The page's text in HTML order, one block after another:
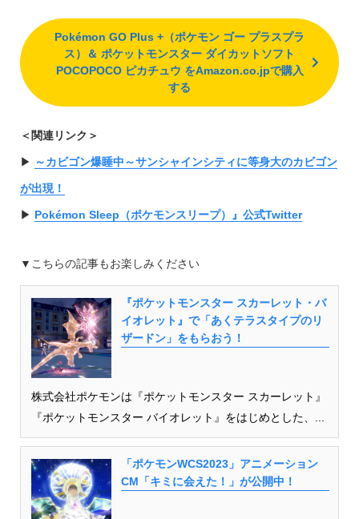
Pokémon GO Plus +（ポケモン ゴー プラスプラ
ス）＆ ポケットモンスター ダイカットソフト
POCOPOCO ピカチュウ をAmazon.co.jpで購入
する
＜関連リンク＞
▶︎ ～カビゴン爆睡中～サンシャインシティに等身大のカビゴン
が出現！
▶︎ Pokémon Sleep（ポケモンスリープ）』公式Twitter
▼こちらの記事もお楽しみください
『ポケットモンスター スカーレット・バ
イオレット』で「あくテラスタイプのリ
ザードン」をもらおう！
株式会社ポケモンは『ポケットモンスター スカーレット』
『ポケットモンスター バイオレット』をはじめとした、...
「ポケモンWCS2023」アニメーション
CM「キミに会えた！」が公開中！